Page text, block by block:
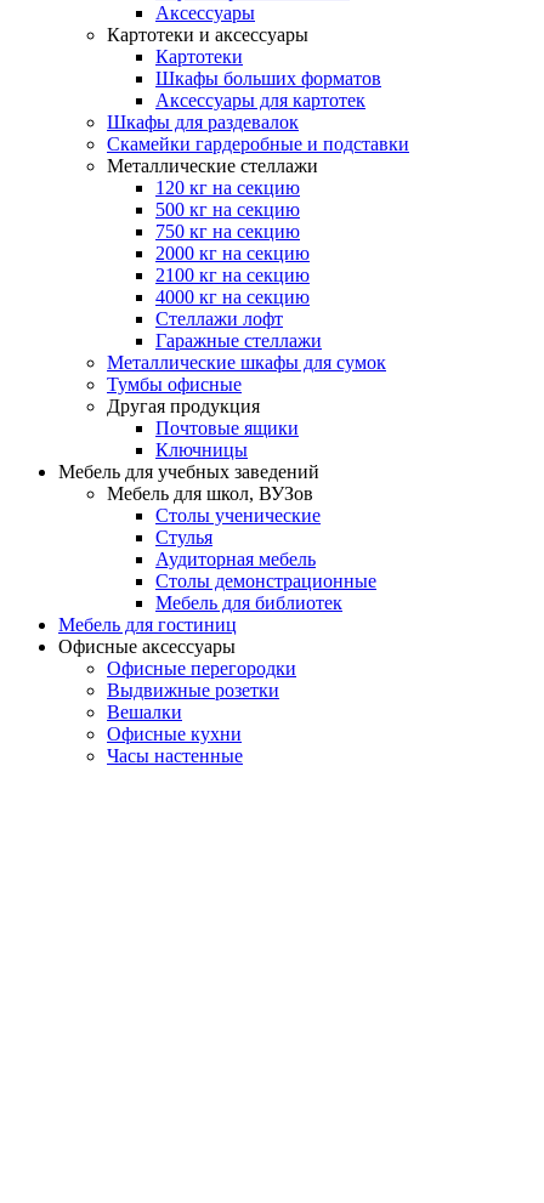
Аксессуары
Картотеки и аксессуары
Картотеки
Шкафы больших форматов
Аксессуары для картотек
Шкафы для раздевалок
Скамейки гардеробные и подставки
Металлические стеллажи
120 кг на секцию
500 кг на секцию
750 кг на секцию
2000 кг на секцию
2100 кг на секцию
4000 кг на секцию
Стеллажи лофт
Гаражные стеллажи
Металлические шкафы для сумок
Тумбы офисные
Другая продукция
Почтовые ящики
Ключницы
Мебель для учебных заведений
Мебель для школ, ВУЗов
Столы ученические
Стулья
Аудиторная мебель
Столы демонстрационные
Мебель для библиотек
Мебель для гостиниц
Офисные аксессуары
Офисные перегородки
Выдвижные розетки
Вешалки
Офисные кухни
Часы настенные